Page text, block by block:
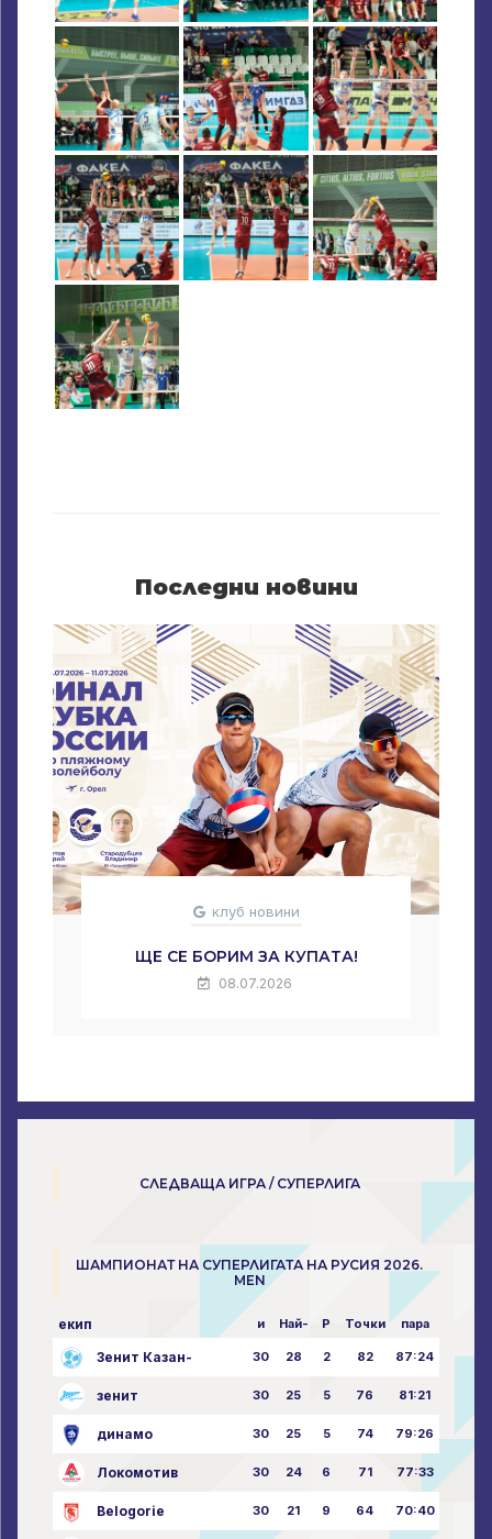
Последни новини
клуб новини
ЩЕ СЕ БОРИМ ЗА КУПАТА!
08.07.2026
СЛЕДВАЩА ИГРА / СУПЕРЛИГА
ШАМПИОНАТ НА СУПЕРЛИГАТА НА РУСИЯ 2026.
MEN
екип и Най- P Точки пара
Зенит Казан- 30 28 2 82 87:24
зенит 30 25 5 76 81:21
динамо 30 25 5 74 79:26
Локомотив 30 24 6 71 77:33
Belogorie 30 21 9 64 70:40